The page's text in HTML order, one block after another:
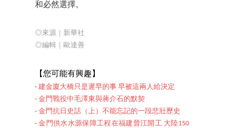
和必然選擇。
◎來源｜新華社
◎編輯｜歐達善
【您可能有興趣】
‧ 建金廈大橋只是遲早的事 早被這兩人給決定
‧ 金門戰役中毛澤東與蔣介石的默契
‧ 金門抗日史話（上）不能忘記的一段悲壯歷史
‧金門供水水源保障工程在福建晉江開工 大陸150